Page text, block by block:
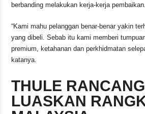
berbanding melakukan kerja-kerja pembaikan.
“Kami mahu pelanggan benar-benar yakin
yang dibeli. Sebab itu kami memberi
premium, ketahanan dan perkhidmatan
katanya.
THULE RANCANG
LUASKAN